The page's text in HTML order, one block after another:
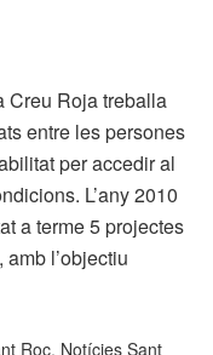
Creu Roja treballa
entre les persones
per accedir al
L’any 2010
a terme 5 projectes
l’objectiu
Roc, Notícies Sant